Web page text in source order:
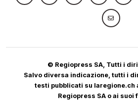
© Regiopress SA, Tutti i
Salvo diversa indicazione, tutti i
testi pubblicati su laregione.ch
Regiopress SA o ai suoi